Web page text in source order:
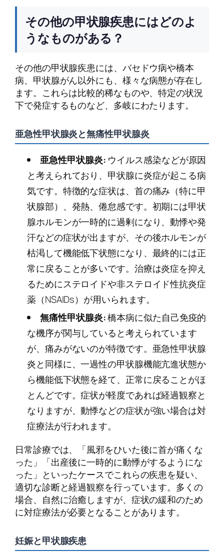
その他の甲状腺疾患にはどのよ
うなものがある？
その他の甲状腺疾患には、バセドウ病や橋本
病、甲状腺がん以外にも、様々な病態が存在し
ます。これらは比較的稀なものや、特定の状況
下で発症するものなど、多岐にわたります。
亜急性甲状腺炎と無痛性甲状腺炎
亜急性甲状腺炎: ウイルス感染などが原因
と考えられており、甲状腺に炎症が起こる病
気です。特徴的な症状は、首の痛み（特に甲
状腺部）、発熱、倦怠感です。初期には甲状
腺ホルモンが一時的に過剰になり、動悸や発
汗などの症状が出ますが、その後ホルモンが
枯渇して機能低下状態になり、最終的には正
常に戻ることが多いです。治療は炎症を抑え
るためにステロイドや非ステロイド性抗炎症
薬（NSAIDs）が用いられます。
無痛性甲状腺炎:橋本病に似た自己免疫的
な機序が関与していると考えられています
が、痛みがないのが特徴です。亜急性甲状腺
炎と同様に、一過性の甲状腺機能亢進状態か
ら機能低下状態を経て、正常に戻ることがほ
とんどです。症状が軽度であれば経過観察と
なりますが、動悸などの症状が強い場合は対
症療法が行われます。
日常診療では、「風邪をひいた後に首が痛くな
った」「出産後に一時的に動悸がするようにな
った」といったケースでこれらの疾患を疑い、
適切な診断と経過観察を行っています。多くの
場合、自然に治癒しますが、症状の緩和のため
に対症療法が必要となることがあります。
妊娠と甲状腺疾患